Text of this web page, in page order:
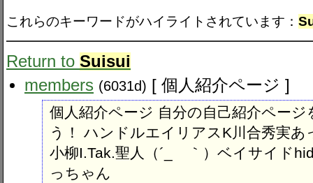
これらのキーワードがハイライトされています：
Return to Suisui
members (6031d) [ 個人紹介ページ ]
個人紹介ページ 自分の自己紹介ペー
う！ ハンドルエイリアスK川合秀実
小柳I.Tak.聖人（´_ゝ｀）ベイサイド
っちゃん